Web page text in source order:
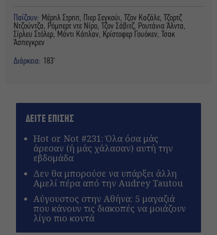
Παίζουν: Μέρηλ Στρηπ, Πιερ Σεγκούι, Τζον Καζάλε, Τζορτζ
Ντζούντζα, Ρόμπερτ ντε Νίρο, Τζον Σάβιτζ, Ρουτάνια Άλντα,
Σίρλευ Στόλερ, Μάντι Κάπλαν, Κρίστοφερ Γουόκεν, Τσακ
Άσπεγκρεν
Διάρκεια: 183'
ΔΕΙΤΕ ΕΠΙΣΗΣ
Hot or Not #231: Όλα όσα μάς
άρεσαν (ή μάς χάλασαν) αυτή την
εβδομάδα
Δεν θα μπορούσε να υπάρξει άλλη
Αμελί πέρα από την Audrey Tautou
Αύγουστος στην Αθήνα: 5 μαγαζιά
που κάνουν τις διακοπές να μοιάζουν
λίγο πιο κοντά